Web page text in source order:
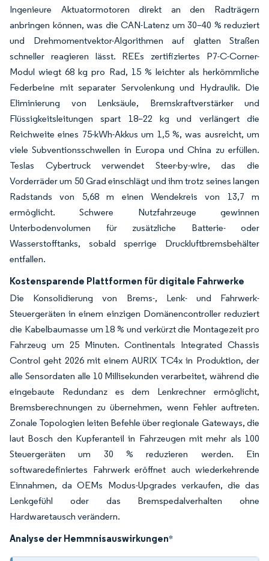
Ingenieure Aktuatormotoren direkt an den Radträgern
anbringen können, was die CAN-Latenz um 30–40 % reduziert
und Drehmomentvektor-Algorithmen auf glatten Straßen
schneller reagieren lässt. REEs zertifiziertes P7-C-Corner-
Modul wiegt 68 kg pro Rad, 15 % leichter als herkömmliche
Federbeine mit separater Servolenkung und Hydraulik. Die
Eliminierung von Lenksäule, Bremskraftverstärker und
Flüssigkeitsleitungen spart 18–22 kg und verlängert die
Reichweite eines 75-kWh-Akkus um 1,5 %, was ausreicht, um
viele Subventionsschwellen in Europa und China zu erfüllen.
Teslas Cybertruck verwendet Steer-by-wire, das die
Vorderräder um 50 Grad einschlägt und ihm trotz seines langen
Radstands von 5,68 m einen Wendekreis von 13,7 m
ermöglicht. Schwere Nutzfahrzeuge gewinnen
Unterbodenvolumen für zusätzliche Batterie- oder
Wasserstofftanks, sobald sperrige Druckluftbremsbehälter
entfallen.
Kostensparende Plattformen für digitale Fahrwerke
Die Konsolidierung von Brems-, Lenk- und Fahrwerk-
Steuergeräten in einem einzigen Domänencontroller reduziert
die Kabelbaumasse um 18 % und verkürzt die Montagezeit pro
Fahrzeug um 25 Minuten. Continentals Integrated Chassis
Control geht 2026 mit einem AURIX TC4x in Produktion, der
alle Sensordaten alle 10 Millisekunden verarbeitet, während die
eingebaute Redundanz es dem Lenkrechner ermöglicht,
Bremsberechnungen zu übernehmen, wenn Fehler auftreten.
Zonale Topologien leiten Befehle über regionale Gateways, die
laut Bosch den Kupferanteil in Fahrzeugen mit mehr als 100
Steuergeräten um 30 % reduzieren werden. Ein
softwaredefiniertes Fahrwerk eröffnet auch wiederkehrende
Einnahmen, da OEMs Modus-Upgrades verkaufen, die das
Lenkgefühl oder das Bremspedalverhalten ohne
Hardwaretausch verändern.
Analyse der Hemmnisauswirkungen*